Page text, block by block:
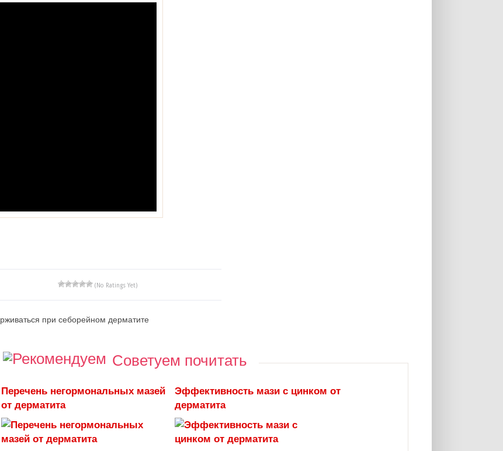
(No Ratings Yet)
при себорейном дерматите
Советуем почитать
Перечень негормональных мазей
от дерматита
Эффективность мази с цинком от
дерматита